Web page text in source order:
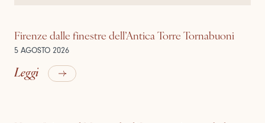
Firenze dalle finestre dell’Antica Torre Tornabuoni
5 AGOSTO 2026
Leggi